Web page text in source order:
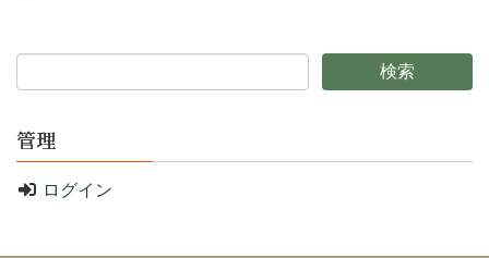
管理
ログイン